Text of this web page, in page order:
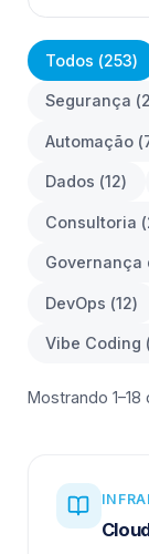
Todos (253)
Segurança (
Automação (
Dados (12)
Consultoria (
Governança
DevOps (12)
Vibe Coding (
Mostrando